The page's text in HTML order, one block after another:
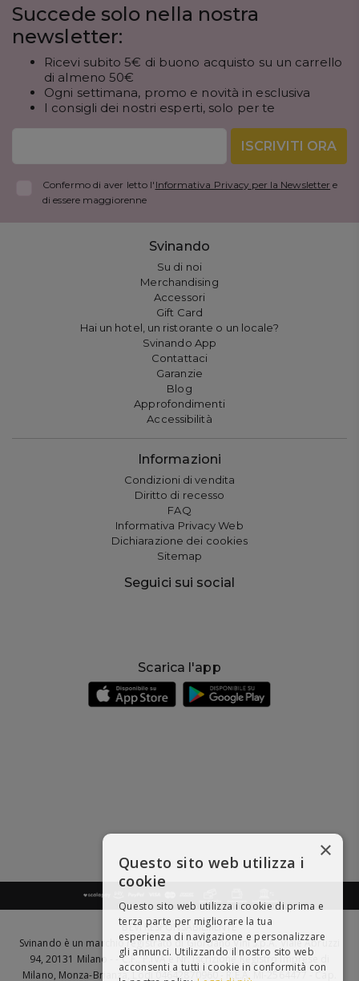
Succede solo nella nostra
newsletter:
Ricevi subito 5€ di buono acquisto su un carrello
di almeno 50€
Ogni settimana, promo e novità in esclusiva
I consigli dei nostri esperti, solo per te
ISCRIVITI ORA
Confermo di aver letto l' Informativa Privacy per la Newsletter e
di essere maggiorenne
Svinando
Su di noi
Merchandising
Accessori
Gift Card
Hai un hotel, un ristorante o un locale?
Svinando App
Contattaci
Garanzie
Blog
Approfondimenti
Accessibilità
Informazioni
Condizioni di vendita
Diritto di recesso
FAQ
Informativa Privacy Web
Dichiarazione dei cookies
Sitemap
Seguici sui social
Scarica l'app
BEVI RESPONSABILMENTE
Svinando è un marchio registrato di Giordano Vini S.p.A. Viale Abruzzi
94, 20131 Milano - - C.F., P.IVA e Nr. Iscrizione Registro Imprese di
Milano, Monza-Brianza, Lodi 04642870960 - R.E.A. MI-2564477 - Cap.
×
Questo sito web utilizza i
cookie
Questo sito web utilizza i cookie di prima e
terza parte per migliorare la tua
esperienza di navigazione e personalizzare
gli annunci. Utilizzando il nostro sito web
acconsenti a tutti i cookie in conformità con